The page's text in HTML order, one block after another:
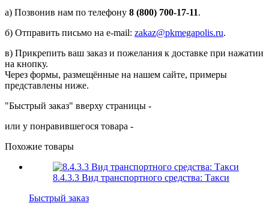
а) Позвонив нам по телефону 8 (800) 700-17-11.
б) Отправить письмо на e-mail: zakaz@pkmegapolis.ru.
в) Прикрепить ваш заказ и пожелания к доставке при нажатии
на кнопку.
Через формы, размещённые на нашем сайте, примеры
представлены ниже.
"Быстрый заказ" вверху страницы -
или у понравившегося товара -
Похожие товары
8.4.3.3 Вид транспортного средства: Такси
Быстрый заказ